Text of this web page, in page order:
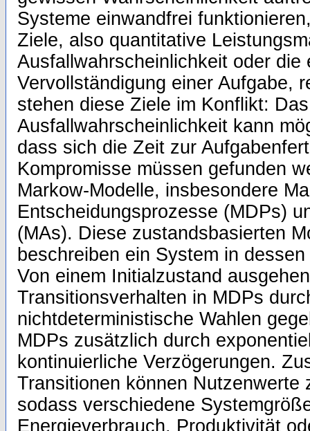
Systeme einwandfrei
Ziele, also quantitative
Ausfallwahrscheinlichkeit oder die
Vervollständigung einer Aufgabe,
stehen diese Ziele im Konflikt:
Ausfallwahrscheinlichkeit kann
dass sich die Zeit zur
Kompromisse müssen gefunden
Markow-Modelle, insbesondere
Entscheidungsprozesse (MDPs)
(MAs). Diese zustandsbasierten
beschreiben ein System in
Von einem Initialzustand
Transitionsverhalten in MDPs
nichtdeterministische Wahlen
MDPs zusätzlich durch
kontinuierliche Verzögerungen.
Transitionen können Nutzenwerte
sodass verschiedene
Energieverbrauch, Produktivität